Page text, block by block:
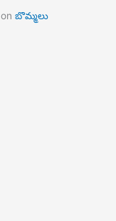
onబొమ్మలు